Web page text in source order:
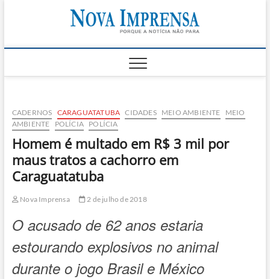
SÃO SEBASTIÃO,
CADERNOS CARAGUATATUBA CIDADES MEIO AMBIENTE
MEIO
AMBIENTE
POLÍCIA POLÍCIA
Homem é multado em R$ 3 mil por
maus tratos a cachorro em
Caraguatatuba
Nova Imprensa 2 de julho de 2018
O acusado de 62 anos estaria
estourando explosivos no animal
durante o jogo Brasil e México